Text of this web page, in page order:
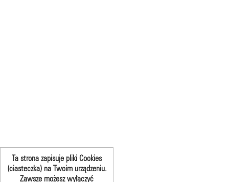
Ta strona zapisuje pliki Cookies
(ciasteczka) na Twoim urządzeniu.
Zawsze możesz wyłączyć